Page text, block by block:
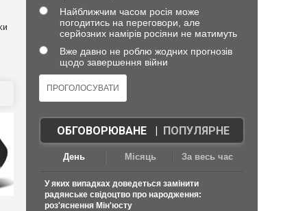
Найближчим часом росія може
погодитись на переговори, але
серйозних намірів росіяни не матимуть
Вже давно не роблю жодних прогнозів
щодо завершення війни
ОБГОВОРЮВАНЕ| ПОПУЛЯРНЕ
День Місяць За весь час
У яких випадках доведеться замінити
радянське свідоцтво про народження:
роз'яснення Мін'юсту